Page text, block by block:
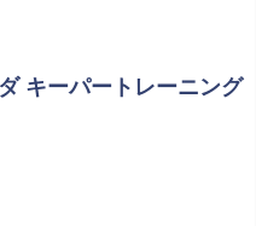
キーパートレーニング